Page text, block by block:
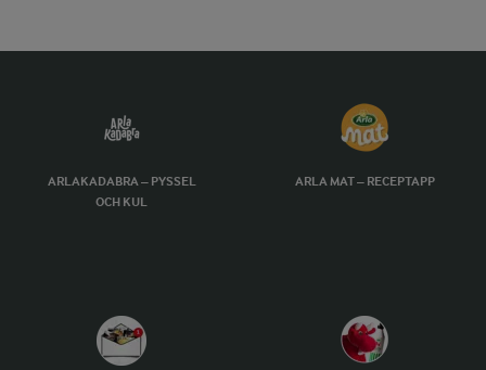
ARLAKADABRA – PYSSEL
OCH KUL
ARLA MAT – RECEPTAPP